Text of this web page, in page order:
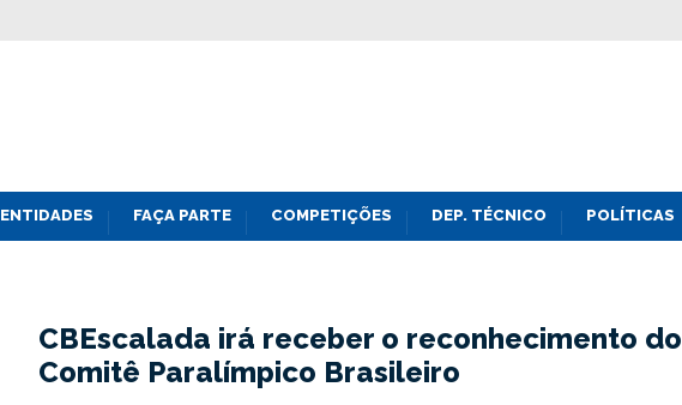
ENTIDADES FAÇA PARTE COMPETIÇÕES DEP. TÉCNICO POLÍTICAS
CBEscalada irá receber o reconhecimento do
Comitê Paralímpico Brasileiro